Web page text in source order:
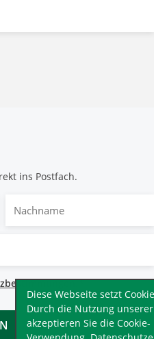
Diese Webseite setzt
Durch die Nutzung
akzeptieren Sie die Cookie-
ins Postfach.
.*